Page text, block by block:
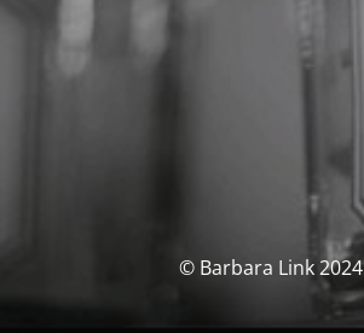
© Barbara Link 2024